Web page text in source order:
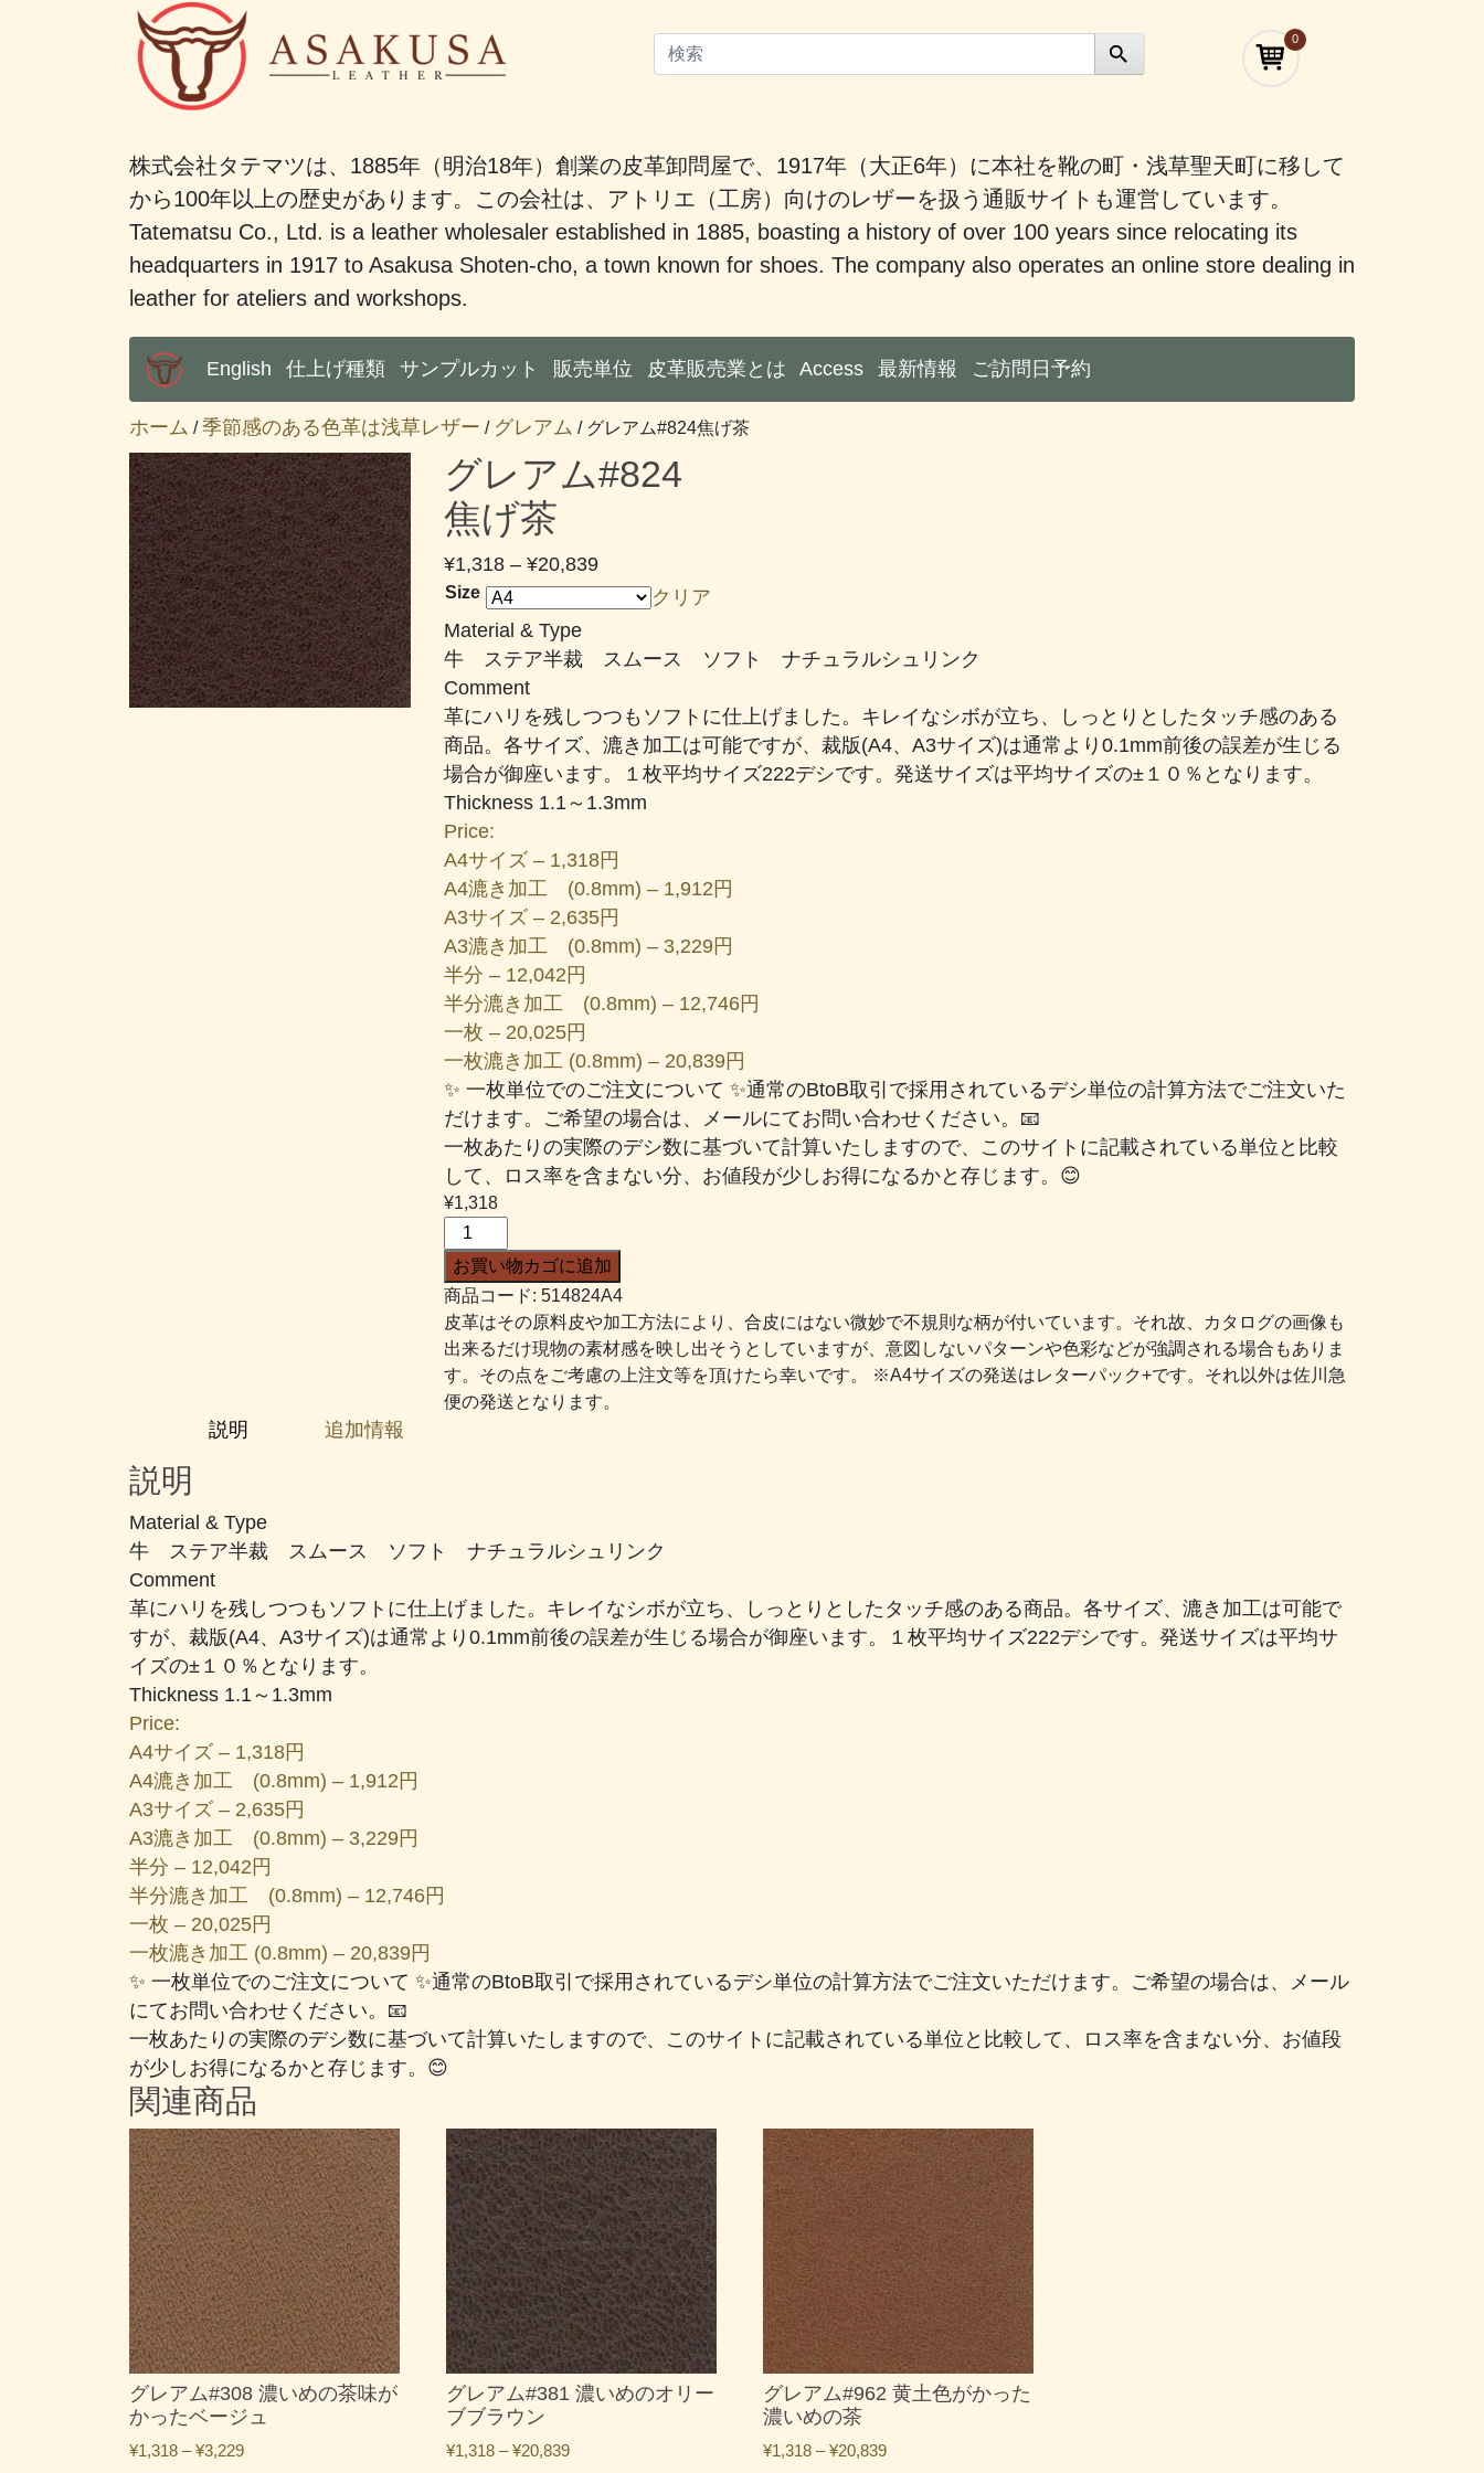
0
株式会社タテマツは、1885年（明治18年）創業の皮革卸問屋で、1917年（大正6年）に本社を靴の町・浅草聖天町に移して
から100年以上の歴史があります。この会社は、アトリエ（工房）向けのレザーを扱う通販サイトも運営しています。
Tatematsu Co., Ltd. is a leather wholesaler established in 1885, boasting a history of over 100 years since relocating its
headquarters in 1917 to Asakusa Shoten-cho, a town known for shoes. The company also operates an online store dealing in
leather for ateliers and workshops.
Main Menu
English 仕上げ種類 サンプルカット 販売単位 皮革販売業とは Access 最新情報 ご訪問日予約
ホーム /季節感のある色革は浅草レザー / グレアム / グレアム#824焦げ茶
グレアム#824
焦げ茶
¥1,318 – ¥20,839価
格
¥1,318
¥20,839
Size
クリア
Material & Type
牛 ステア半裁 スムース ソフト ナチュラルシュリンク
Comment
革にハリを残しつつもソフトに仕上げました。キレイなシボが立ち、しっとりとしたタッチ感のある
商品。各サイズ、漉き加工は可能ですが、裁版(A4、A3サイズ)は通常より0.1mm前後の誤差が生じる
場合が御座います。１枚平均サイズ222デシです。発送サイズは平均サイズの±１０％となります。
Thickness 1.1～1.3mm
Price:
A4サイズ – 1,318円
A4漉き加工 (0.8mm) – 1,912円
A3サイズ – 2,635円
A3漉き加工 (0.8mm) – 3,229円
半分 – 12,042円
半分漉き加工 (0.8mm) – 12,746円
一枚 – 20,025円
一枚漉き加工 (0.8mm) – 20,839円
✨ 一枚単位でのご注文について ✨通常のBtoB取引で採用されているデシ単位の計算方法でご注文いた
だけます。ご希望の場合は、メールにてお問い合わせください。📧
一枚あたりの実際のデシ数に基づいて計算いたしますので、このサイトに記載されている単位と比較
して、ロス率を含まない分、お値段が少しお得になるかと存じます。😊
¥1,318
レ
ア
ム
#824
焦
げ
茶
お買い物カゴに追加
商品コード: 514824A4
皮革はその原料皮や加工方法により、合皮にはない微妙で不規則な柄が付いています。それ故、カタログの画像も
出来るだけ現物の素材感を映し出そうとしていますが、意図しないパターンや色彩などが強調される場合もありま
す。その点をご考慮の上注文等を頂けたら幸いです。 ※A4サイズの発送はレターパック+です。それ以外は佐川急
便の発送となります。
説明 追加情報
説明
Material & Type
牛 ステア半裁 スムース ソフト ナチュラルシュリンク
Comment
革にハリを残しつつもソフトに仕上げました。キレイなシボが立ち、しっとりとしたタッチ感のある商品。各サイズ、漉き加工は可能で
すが、裁版(A4、A3サイズ)は通常より0.1mm前後の誤差が生じる場合が御座います。１枚平均サイズ222デシです。発送サイズは平均サ
イズの±１０％となります。
Thickness 1.1～1.3mm
Price:
A4サイズ – 1,318円
A4漉き加工 (0.8mm) – 1,912円
A3サイズ – 2,635円
A3漉き加工 (0.8mm) – 3,229円
半分 – 12,042円
半分漉き加工 (0.8mm) – 12,746円
一枚 – 20,025円
一枚漉き加工 (0.8mm) – 20,839円
✨ 一枚単位でのご注文について ✨通常のBtoB取引で採用されているデシ単位の計算方法でご注文いただけます。ご希望の場合は、メール
にてお問い合わせください。📧
一枚あたりの実際のデシ数に基づいて計算いたしますので、このサイトに記載されている単位と比較して、ロス率を含まない分、お値段
が少しお得になるかと存じます。😊
関連商品
グレアム#308 濃いめの茶味が
かったベージュ
¥1,318 –¥3,229価
グレアム#381 濃いめのオリー
ブブラウン
¥1,318 –¥20,839価
グレアム#962 黄土色がかった
濃いめの茶
¥1,318 –¥20,839価